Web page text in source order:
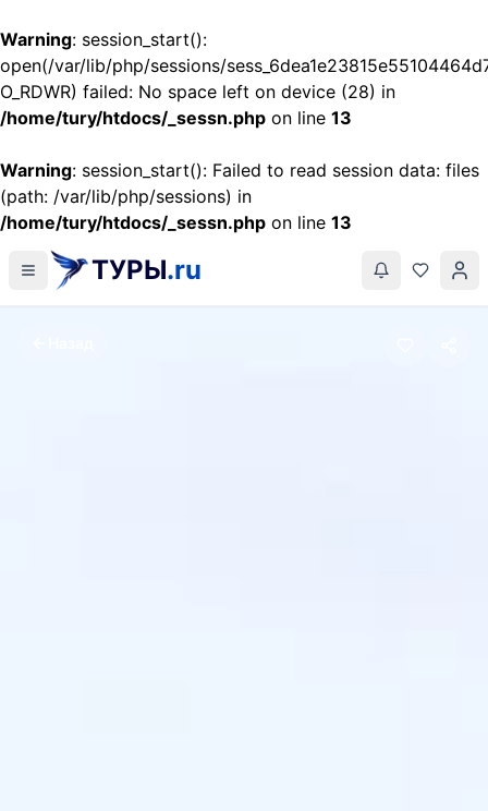
Warning: session_start():
open(/var/lib/php/sessions/
O_RDWR) failed: No space left on device (28) in
/home/tury/htdocs/_sessn.php on line 13
Warning: session_start(): Failed to read session data: files
(path: /var/lib/php/sessions) in
/home/tury/htdocs/_sessn.php on line 13
ТУРЫ.ru